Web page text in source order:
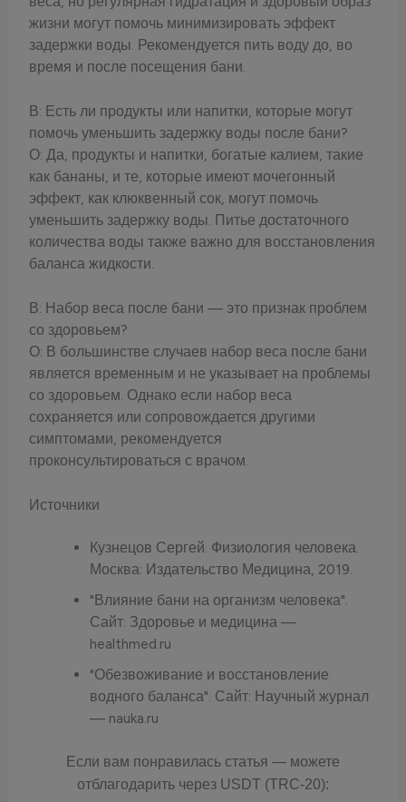
жизни могут помочь минимизировать эффект
задержки воды. Рекомендуется пить воду до, во
время и после посещения бани.
В: Есть ли продукты или напитки, которые могут
помочь уменьшить задержку воды после бани?
О: Да, продукты и напитки, богатые калием, такие
как бананы, и те, которые имеют мочегонный
эффект, как клюквенный сок, могут помочь
уменьшить задержку воды. Питье достаточного
количества воды также важно для восстановления
баланса жидкости.
В: Набор веса после бани — это признак проблем
со здоровьем?
О: В большинстве случаев набор веса после бани
является временным и не указывает на проблемы
со здоровьем. Однако если набор веса
сохраняется или сопровождается другими
симптомами, рекомендуется
проконсультироваться с врачом.
Источники
Кузнецов Сергей. Физиология человека.
Москва: Издательство Медицина, 2019.
"Влияние бани на организм человека".
Сайт: Здоровье и медицина —
healthmed.ru
"Обезвоживание и восстановление
водного баланса". Сайт: Научный журнал
— nauka.ru
Если вам понравилась статья — можете
отблагодарить через USDT (TRC-20):